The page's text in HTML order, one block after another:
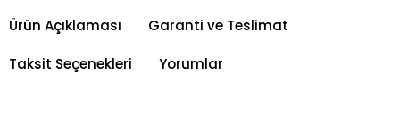
Ürün Açıklaması Garanti ve Teslimat
Taksit Seçenekleri Yorumlar